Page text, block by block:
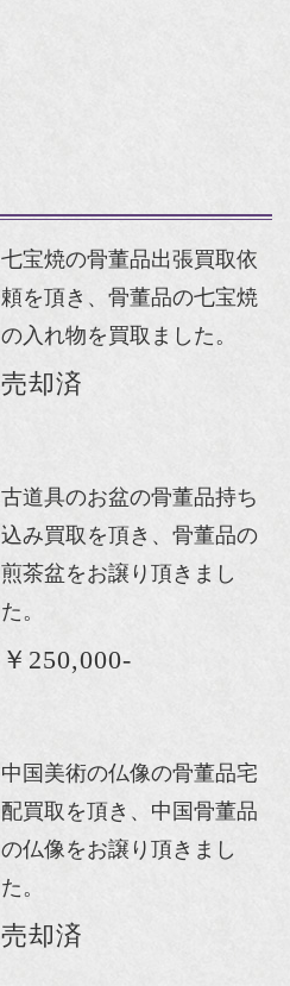
七宝焼の骨董品出張買取依
頼を頂き、骨董品の七宝焼
の入れ物を買取ました。
売却済
古道具のお盆の骨董品持ち
込み買取を頂き、骨董品の
煎茶盆をお譲り頂きまし
た。
￥250,000-
中国美術の仏像の骨董品宅
配買取を頂き、中国骨董品
の仏像をお譲り頂きまし
た。
売却済